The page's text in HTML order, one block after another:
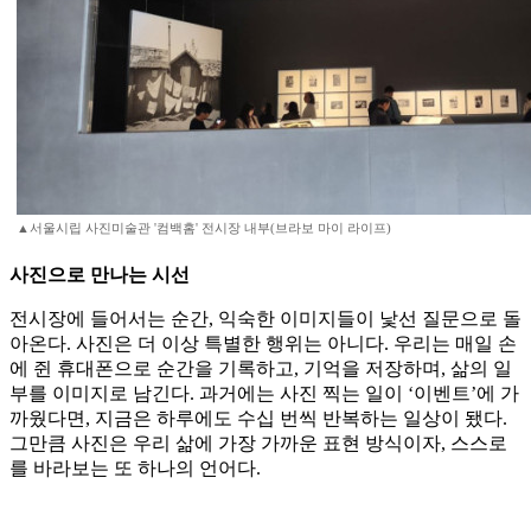
▲서울시립 사진미술관 '컴백홈' 전시장 내부(브라보 마이 라이프)
사진으로 만나는 시선
전시장에 들어서는 순간, 익숙한 이미지들이 낯선 질문으로 돌
아온다. 사진은 더 이상 특별한 행위는 아니다. 우리는 매일 손
에 쥔 휴대폰으로 순간을 기록하고, 기억을 저장하며, 삶의 일
부를 이미지로 남긴다. 과거에는 사진 찍는 일이 ‘이벤트’에 가
까웠다면, 지금은 하루에도 수십 번씩 반복하는 일상이 됐다.
그만큼 사진은 우리 삶에 가장 가까운 표현 방식이자, 스스로
를 바라보는 또 하나의 언어다.